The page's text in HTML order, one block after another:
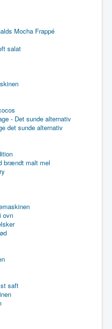
Mocha Frappé
salat
- Det sunde alternativ
det sunde alternativ
brændt malt mel
ovn
saft